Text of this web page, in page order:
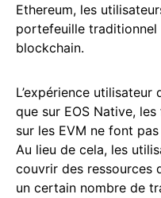
Ethereum, les
portefeuille
blockchain.
L’expérience
que sur EOS Native,
sur les EVM ne font
Au lieu de cela, les
couvrir des ressources
un certain nombre de